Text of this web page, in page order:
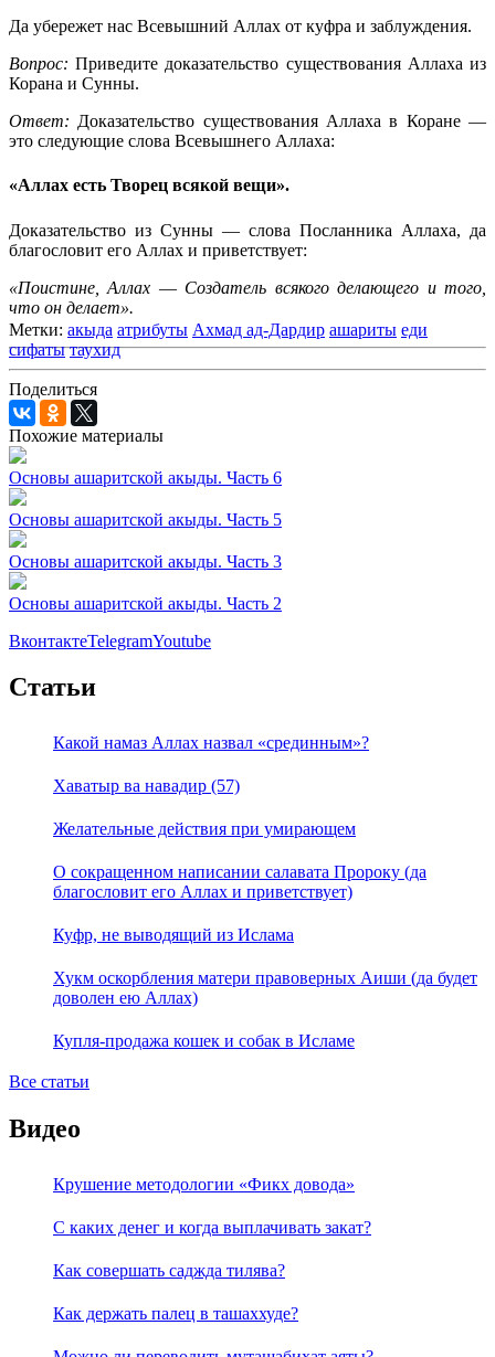
Да убережет нас Всевышний Аллах от куфра и заблуждения.
Вопрос: Приведите доказательство существования Аллаха из
Корана и Сунны.
Ответ: Доказательство существования Аллаха в Коране —
это следующие слова Всевышнего Аллаха:
«Аллах есть Творец всякой вещи».
Доказательство из Сунны — слова Посланника Аллаха, да
благословит его Аллах и приветствует:
«Поистине, Аллах — Создатель всякого делающего и того,
что он делает».
Метки: акыда атрибуты Ахмад ад-Дардир ашариты еди
сифаты таухид
Поделиться
Похожие материалы
Основы ашаритской акыды. Часть 6
Основы ашаритской акыды. Часть 5
Основы ашаритской акыды. Часть 3
Основы ашаритской акыды. Часть 2
ВконтактеTelegramYoutube
Статьи
Какой намаз Аллах назвал «срединным»?
Хаватыр ва навадир (57)
Желательные действия при умирающем
О сокращенном написании салавата Пророку (да
благословит его Аллах и приветствует)
Куфр, не выводящий из Ислама
Хукм оскорбления матери правоверных Аиши (да будет
доволен ею Аллах)
Купля-продажа кошек и собак в Исламе
Все статьи
Видео
Крушение методологии «Фикх довода»
С каких денег и когда выплачивать закат?
Как совершать саджда тилява?
Как держать палец в ташаххуде?